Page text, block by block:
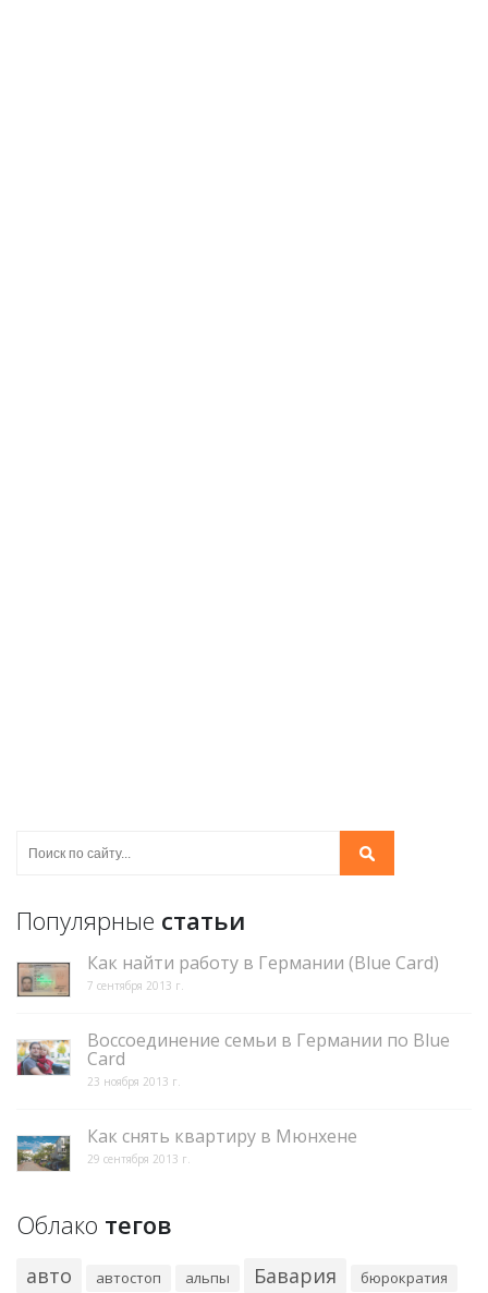
Популярные статьи
Как найти работу в Германии (Blue Card)
7 сентября 2013 г.
Воссоединение семьи в Германии по Blue
Card
23 ноября 2013 г.
Как снять квартиру в Мюнхене
29 сентября 2013 г.
Облако тегов
авто автостоп альпы Бавария бюрократия